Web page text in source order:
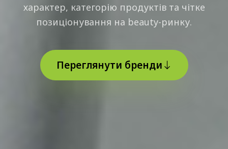
характер, категорію продуктів та чітке
позиціонування на beauty-ринку.
Переглянути бренди